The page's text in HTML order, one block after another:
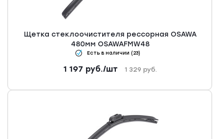
Щетка стеклоочистителя рессорная OSAWA
480мм OSAWAFMW48
Есть в наличии (23)
1 197 руб./шт 1 329 руб.